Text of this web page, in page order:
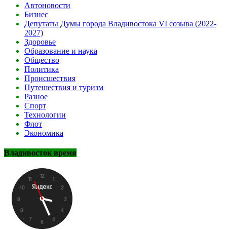
Автоновости
Бизнес
Депутаты Думы города Владивостока VI созыва (2022-
2027)
Здоровье
Образование и наука
Общество
Политика
Происшествия
Путешествия и туризм
Разное
Спорт
Технологии
Флот
Экономика
Владивосток время